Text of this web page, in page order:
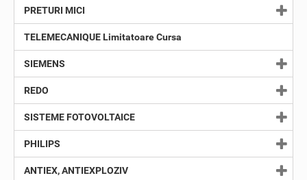
PRETURI MICI
TELEMECANIQUE Limitatoare Cursa
SIEMENS
REDO
SISTEME FOTOVOLTAICE
PHILIPS
ANTIEX, ANTIEXPLOZIV